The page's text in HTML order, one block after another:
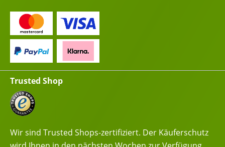
Trusted Shop
Wir sind Trusted Shops-zertifiziert. Der Käuferschutz